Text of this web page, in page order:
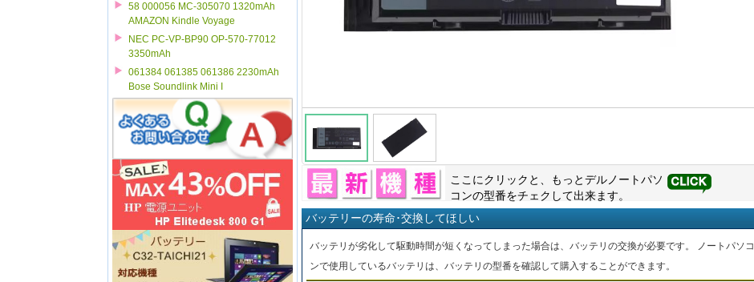
58 000056 MC-305070 1320mAh
AMAZON Kindle Voyage
NEC PC-VP-BP90 OP-570-77012
3350mAh
061384 061385 061386 2230mAh
Bose Soundlink Mini I
ここにクリックと、もっとデルノートパソ
コンの型番をチェクして出来ます。
バッテリーの寿命･交換してほしい
バッテリが劣化して駆動時間が短くなってしまった場合は、バッテリの交換が必要です。 ノートパソコ
ンで使用しているバッテリは、バッテリの型番を確認して購入することができます。